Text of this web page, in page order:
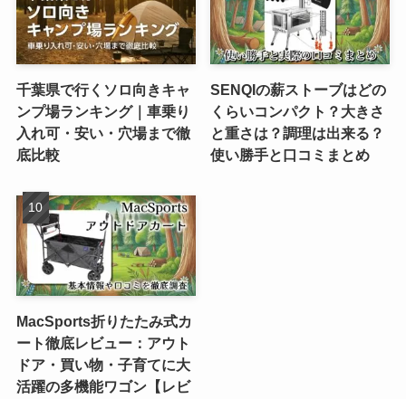
千葉県で行くソロ向きキャ
ンプ場ランキング｜車乗り
入れ可・安い・穴場まで徹
底比較
SENQIの薪ストーブはどの
くらいコンパクト？大きさ
と重さは？調理は出来る？
使い勝手と口コミまとめ
MacSports折りたたみ式カ
ート徹底レビュー：アウト
ドア・買い物・子育てに大
活躍の多機能ワゴン【レビ